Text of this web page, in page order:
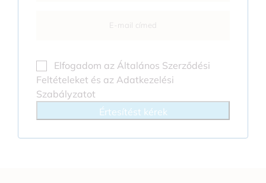
Elfogadom az Általános Szerződési
Feltételeket és az Adatkezelési
Szabályzatot
Értesítést kérek